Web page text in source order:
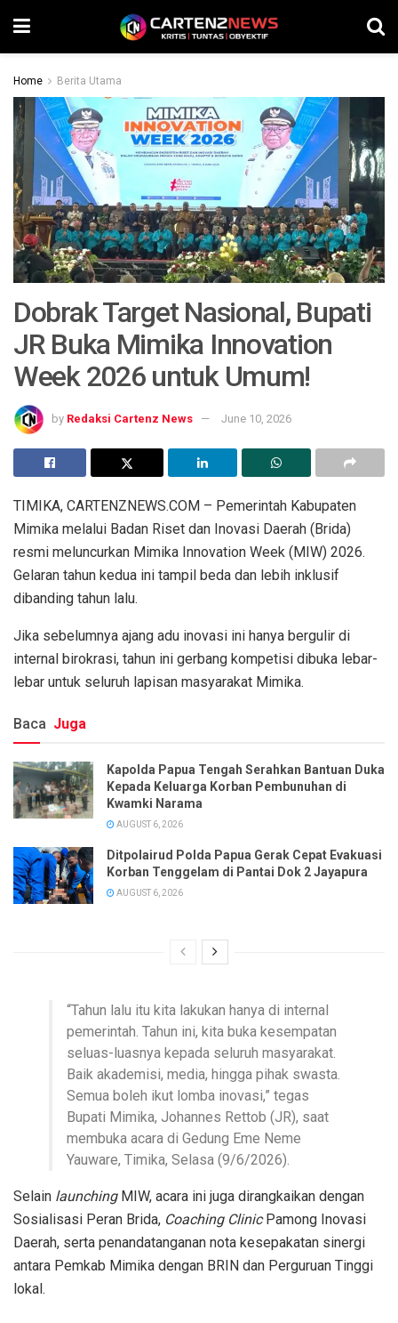
Home Berita Utama
Dobrak Target Nasional, Bupati
JR Buka Mimika Innovation
Week 2026 untuk Umum!
by Redaksi Cartenz News June 10, 2026
TIMIKA, CARTENZNEWS.COM – Pemerintah Kabupaten
Mimika melalui Badan Riset dan Inovasi Daerah (Brida)
resmi meluncurkan Mimika Innovation Week (MIW) 2026.
Gelaran tahun kedua ini tampil beda dan lebih inklusif
dibanding tahun lalu.
Jika sebelumnya ajang adu inovasi ini hanya bergulir di
internal birokrasi, tahun ini gerbang kompetisi dibuka lebar-
lebar untuk seluruh lapisan masyarakat Mimika.
Baca Juga
Kapolda Papua Tengah Serahkan Bantuan Duka
Kepada Keluarga Korban Pembunuhan di
Kwamki Narama
AUGUST 6, 2026
Ditpolairud Polda Papua Gerak Cepat Evakuasi
Korban Tenggelam di Pantai Dok 2 Jayapura
AUGUST 6, 2026
“Tahun lalu itu kita lakukan hanya di internal
pemerintah. Tahun ini, kita buka kesempatan
seluas-luasnya kepada seluruh masyarakat.
Baik akademisi, media, hingga pihak swasta.
Semua boleh ikut lomba inovasi,” tegas
Bupati Mimika, Johannes Rettob (JR), saat
membuka acara di Gedung Eme Neme
Yauware, Timika, Selasa (9/6/2026).
Selain launchingMIW, acara ini juga dirangkaikan dengan
Sosialisasi Peran Brida, Coaching ClinicPamong Inovasi
Daerah, serta penandatanganan nota kesepakatan sinergi
antara Pemkab Mimika dengan BRIN dan Perguruan Tinggi
lokal.